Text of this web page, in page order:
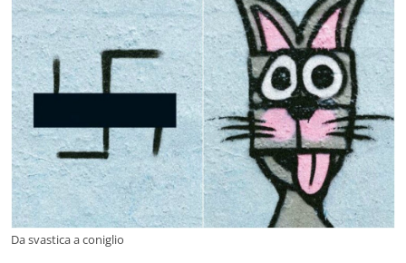
Da svastica a coniglio